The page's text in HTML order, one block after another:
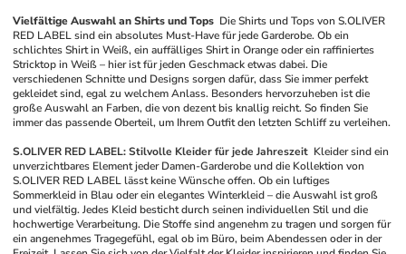
Vielfältige Auswahl an Shirts und Tops Die Shirts und Tops von S.OLIVER
RED LABEL sind ein absolutes Must-Have für jede Garderobe. Ob ein
schlichtes Shirt in Weiß, ein auffälliges Shirt in Orange oder ein raffiniertes
Stricktop in Weiß – hier ist für jeden Geschmack etwas dabei. Die
verschiedenen Schnitte und Designs sorgen dafür, dass Sie immer perfekt
gekleidet sind, egal zu welchem Anlass. Besonders hervorzuheben ist die
große Auswahl an Farben, die von dezent bis knallig reicht. So finden Sie
immer das passende Oberteil, um Ihrem Outfit den letzten Schliff zu verleihen.
S.OLIVER RED LABEL: Stilvolle Kleider für jede Jahreszeit Kleider sind ein
unverzichtbares Element jeder Damen-Garderobe und die Kollektion von
S.OLIVER RED LABEL lässt keine Wünsche offen. Ob ein luftiges
Sommerkleid in Blau oder ein elegantes Winterkleid – die Auswahl ist groß
und vielfältig. Jedes Kleid besticht durch seinen individuellen Stil und die
hochwertige Verarbeitung. Die Stoffe sind angenehm zu tragen und sorgen für
ein angenehmes Tragegefühl, egal ob im Büro, beim Abendessen oder in der